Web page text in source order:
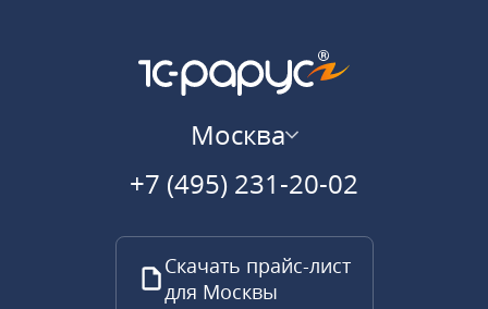
Москва
+7 (495) 231-20-02
Скачать прайс-лист
для Москвы